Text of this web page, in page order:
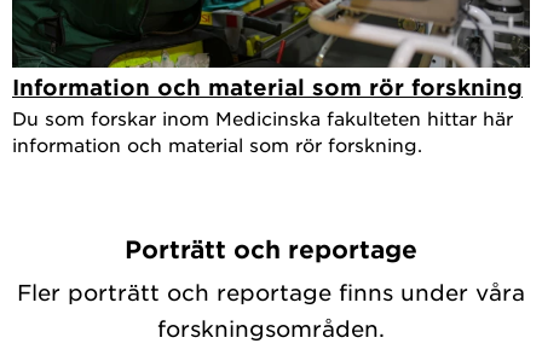
Information och material som rör forskning
Du som forskar inom Medicinska fakulteten hittar här
information och material som rör forskning.
Porträtt och reportage
Fler porträtt och reportage finns under våra
forskningsområden.